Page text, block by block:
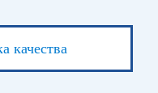
качества